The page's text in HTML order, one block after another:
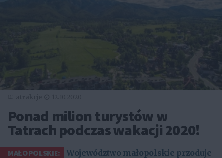
Ponad milion turystów w
Tatrach podczas wakacji 2020!
MAŁOPOLSKIE:
Województwo małopolskie przoduje